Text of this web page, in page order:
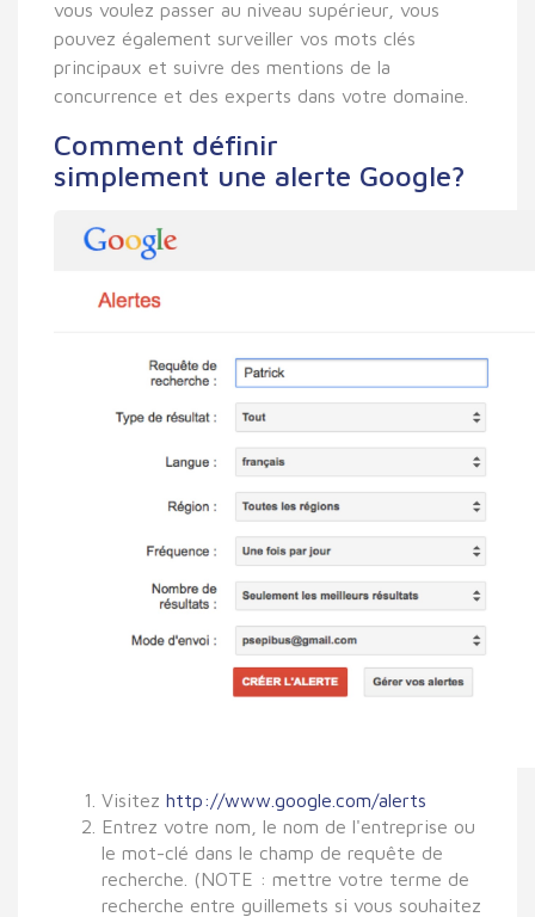
vous voulez passer au niveau supérieur, vous
pouvez également surveiller vos mots clés
principaux et suivre des mentions de la
concurrence et des experts dans votre domaine.
Comment définir
simplement une alerte Google?
Visitez http://www.google.com/alerts
Entrez votre nom, le nom de l'entreprise ou
le mot-clé dans le champ de requête de
recherche. (NOTE : mettre votre terme de
recherche entre guillemets si vous souhaitez